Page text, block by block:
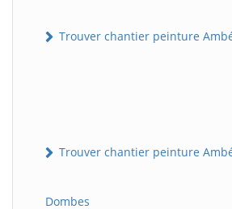
Trouver chantier peinture
Trouver chantier peinture
Dombes